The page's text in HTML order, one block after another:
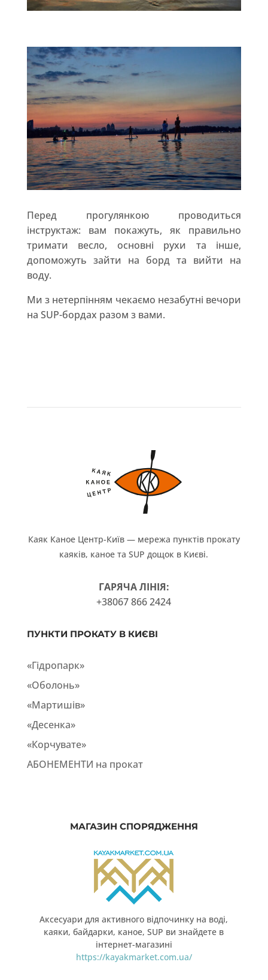
Перед прогулянкою проводиться
інструктаж: вам покажуть, як правильно
тримати весло, основні рухи та інше,
допоможуть зайти на борд та вийти на
воду.
Ми з нетерпінням чекаємо незабутні вечори
на SUP-бордах разом з вами.
Каяк Каное Центр-Київ — мережа пунктів прокату
каяків, каное та SUP дощок в Києві.
ГАРЯЧА ЛІНІЯ:
+38067 866 2424
ПУНКТИ ПРОКАТУ В КИЄВІ
«Гідропарк»
«Оболонь»
«Мартишів»
«Десенка»
«Корчувате»
АБОНЕМЕНТИ на прокат
МАГАЗИН СПОРЯДЖЕННЯ
Аксесуари для активного відпочинку на воді,
каяки, байдарки, каное, SUP ви знайдете в
інтернет-магазині
https://kayakmarket.com.ua/